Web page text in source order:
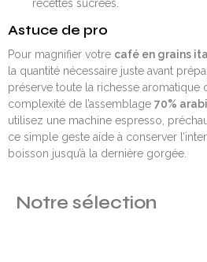
recettes sucrées.
Astuce de pro
Pour magnifier votre café en grains
la quantité nécessaire juste avant
préserve toute la richesse aromatique
complexité de l’assemblage 70%
utilisez une machine espresso,
ce simple geste aide à conserver
boisson jusqu’à la dernière gorgée.
Notre sélection